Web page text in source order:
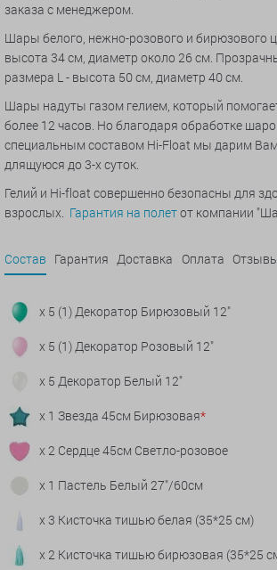
заказа с менеджером.
Шары белого, нежно-розового и бирюзового
высота 34 см, диаметр около 26 см.
размера L - высота 50 см, диаметр 40 см.
Шары надуты газом гелием, который
более 12 часов. Но благодаря обработке
специальным составом Hi-Float мы дарим Вам
длящуюся до 3-х суток.
Гелий и Hi-float совершенно безопасны для
взрослых. Гарантия на полетот компании
Состав Гарантия Доставка Оплата
x 5 (1) Декоратор Бирюзовый 12"
x 5 (1) Декоратор Розовый 12"
x 5 Декоратор Белый 12"
x 1 Звезда 45см Бирюзовая*
x 2 Сердце 45см Светло-розовое
x 1 Пастель Белый 27"/60см
x 3 Кисточка тишью белая (35*25 см)
x 2 Кисточка тишью бирюзовая (35*25